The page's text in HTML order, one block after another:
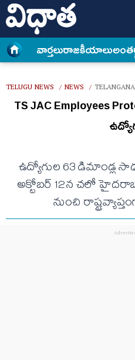
వార్త‌లురాజకీయాలు
TELUGU NEWS / NEWS /
TS JAC Employees
ఉద్యోగుల 63 డిమాండ్ల
అక్టోబర్ 12న చలో
నుంచి